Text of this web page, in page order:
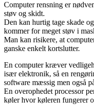
Computer rensning er
støv og skidt.
Den kan hurtig tage skade
kommer for meget støv i
Man kan risikere, at
ganske enkelt kortslutter.
En computer kræver
især elektronik, så en
software mæssig men også
En overophedet processor
køler hvor køleren fungerer